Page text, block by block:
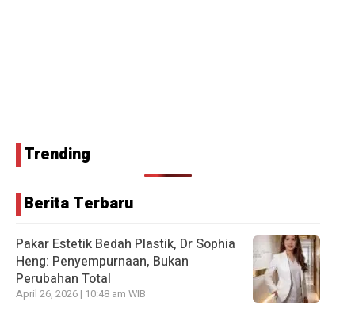
Trending
Berita Terbaru
Pakar Estetik Bedah Plastik, Dr Sophia
Heng: Penyempurnaan, Bukan
Perubahan Total
April 26, 2026 | 10:48 am WIB